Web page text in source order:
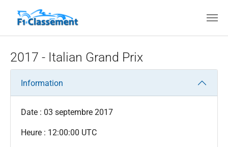
2017 - Italian Grand Prix
Information
Date : 03 septembre 2017
Heure : 12:00:00 UTC